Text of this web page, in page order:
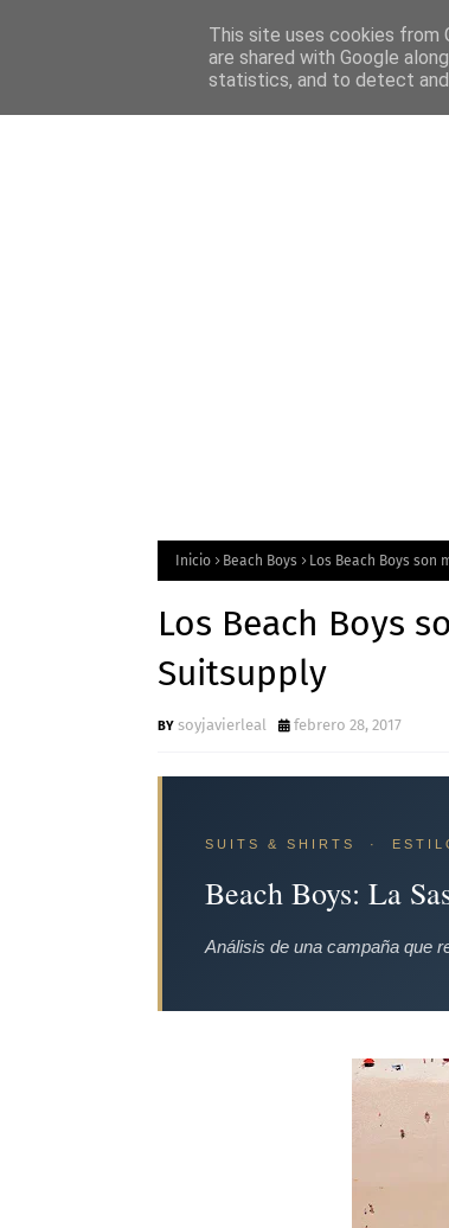
Home Features
Inicio Beach Boys Los Beach Boys son
Los Beach Boys
Suitsupply
soyjavierleal febrero 28, 2017
SUITS & SHIRTS ·
Beach Boys: La
Análisis de una campaña que
This site uses cookies from
are shared with Google
statistics, and to detect and